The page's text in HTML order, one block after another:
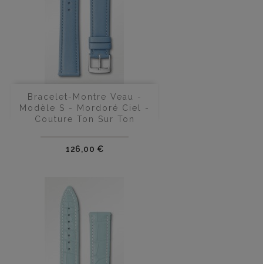
Bracelet-Montre Veau -
Modèle S - Mordoré Ciel -
Couture Ton Sur Ton
Prix
126,00 €